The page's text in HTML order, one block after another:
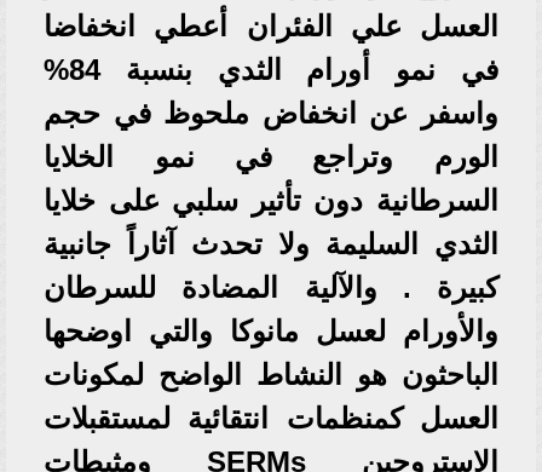
العسل علي الفئران أعطي انخفاضا
في نمو أورام الثدي بنسبة 84%
واسفر عن انخفاض ملحوظ في حجم
الورم وتراجع في نمو الخلايا
السرطانية دون تأثير سلبي على خلايا
الثدي السليمة ولا تحدث آثاراً جانبية
كبيرة . والآلية المضادة للسرطان
والأورام لعسل مانوكا والتي اوضحها
الباحثون هو النشاط الواضح لمكونات
العسل كمنظمات انتقائية لمستقبلات
الاستروجين SERMs ومثبطات